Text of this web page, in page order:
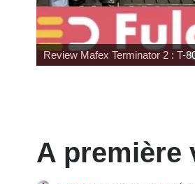
Wonfest : tour
A première